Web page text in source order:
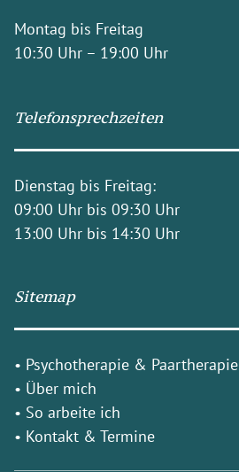
Montag bis Freitag
10:30 Uhr – 19:00 Uhr
Telefonsprechzeiten
Dienstag bis Freitag:
09:00 Uhr bis 09:30 Uhr
13:00 Uhr bis 14:30 Uhr
Sitemap
• Psychotherapie & Paartherapie
• Über mich
• So arbeite ich
• Kontakt & Termine